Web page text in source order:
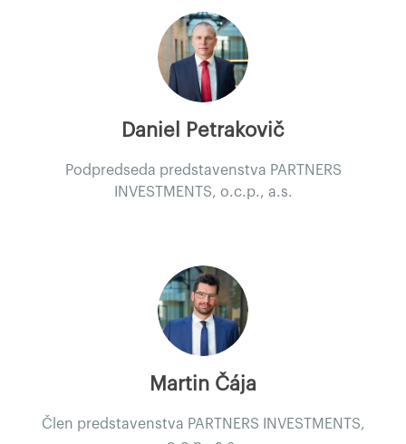
Daniel Petrakovič
Podpredseda predstavenstva PARTNERS
INVESTMENTS, o.c.p., a.s.
Martin Čája
Člen predstavenstva PARTNERS INVESTMENTS,